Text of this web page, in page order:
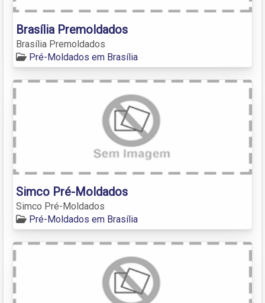
Brasília Premoldados
Brasília Premoldados
Pré-Moldados em Brasília
Simco Pré-Moldados
Simco Pré-Moldados
Pré-Moldados em Brasília